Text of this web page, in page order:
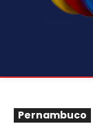
Pernambuco